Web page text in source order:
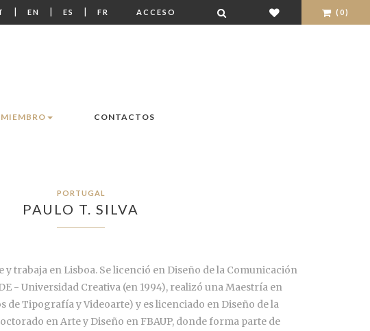
| EN | ES | FR ACCESO (0)
MIEMBRO CONTACTOS
PORTUGAL
PAULO T. SILVA
y trabaja en Lisboa. Se licenció en Diseño de la Comunicación
- Universidad Creativa (en 1994), realizó una Maestría en
de Tipografía y Videoarte) y es licenciado en Diseño de la
en Arte y Diseño en FBAUP, donde forma parte de